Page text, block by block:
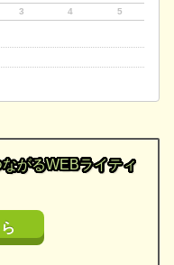
3 4 5
がるWEBライティ
ら